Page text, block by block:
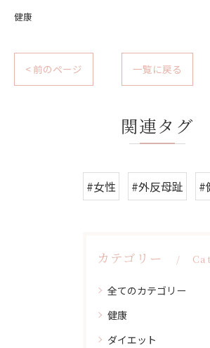
健康
< 前のページ 一覧に戻る
関連タグ
#女性 #外反母趾 #
カテゴリー
全てのカテゴリー
健康
ダイエット